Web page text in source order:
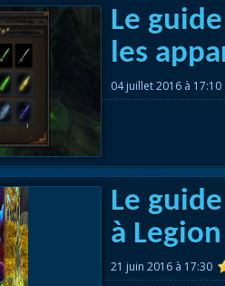
Le
les
04 juillet 2016 à 17:10
Le
à Legion
21 juin 2016 à 17:30